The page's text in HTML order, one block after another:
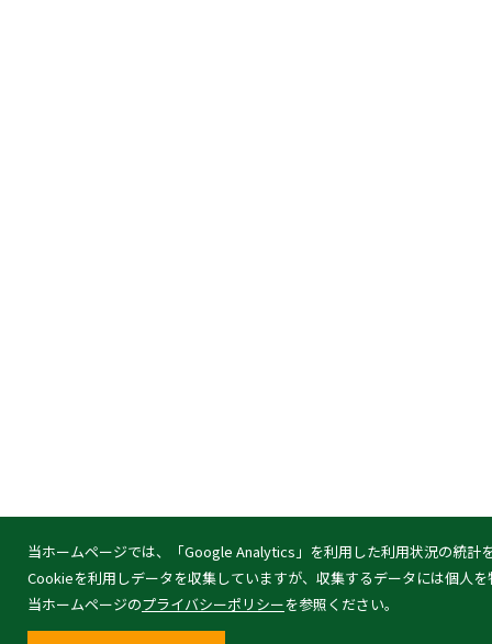
当ホームページでは、「Google Analytics」を利用した利用状況の統計
Cookieを利用しデータを収集していますが、収集するデータには個人
当ホームページのプライバシーポリシーを参照ください。